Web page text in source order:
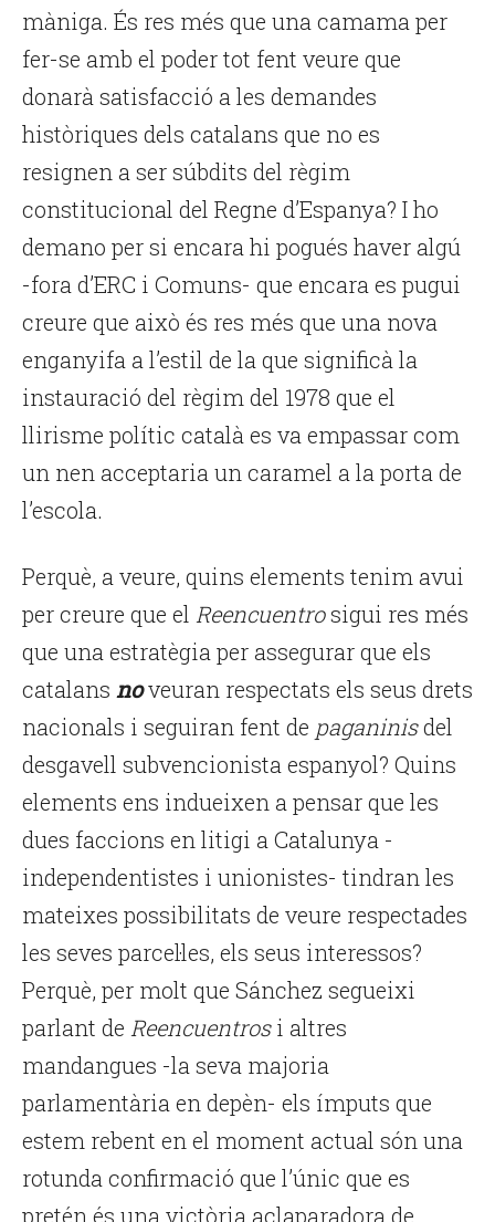
màniga. És res més que una camama per
fer-se amb el poder tot fent veure que
donarà satisfacció a les demandes
històriques dels catalans que no es
resignen a ser súbdits del règim
constitucional del Regne d’Espanya? I ho
demano per si encara hi pogués haver algú
-fora d’ERC i Comuns- que encara es pugui
creure que això és res més que una nova
enganyifa a l’estil de la que significà la
instauració del règim del 1978 que el
llirisme polític català es va empassar com
un nen acceptaria un caramel a la porta de
l’escola.
Perquè, a veure, quins elements tenim avui
per creure que el Reencuentrosigui res més
que una estratègia per assegurar que els
catalans noveuran respectats els seus drets
nacionals i seguiran fent de paganinisdel
desgavell subvencionista espanyol? Quins
elements ens indueixen a pensar que les
dues faccions en litigi a Catalunya -
independentistes i unionistes- tindran les
mateixes possibilitats de veure respectades
les seves parcel·les, els seus interessos?
Perquè, per molt que Sánchez segueixi
parlant de Reencuentrosi altres
mandangues -la seva majoria
parlamentària en depèn- els ímputs que
estem rebent en el moment actual són una
rotunda confirmació que l’únic que es
pretén és una victòria aclaparadora de